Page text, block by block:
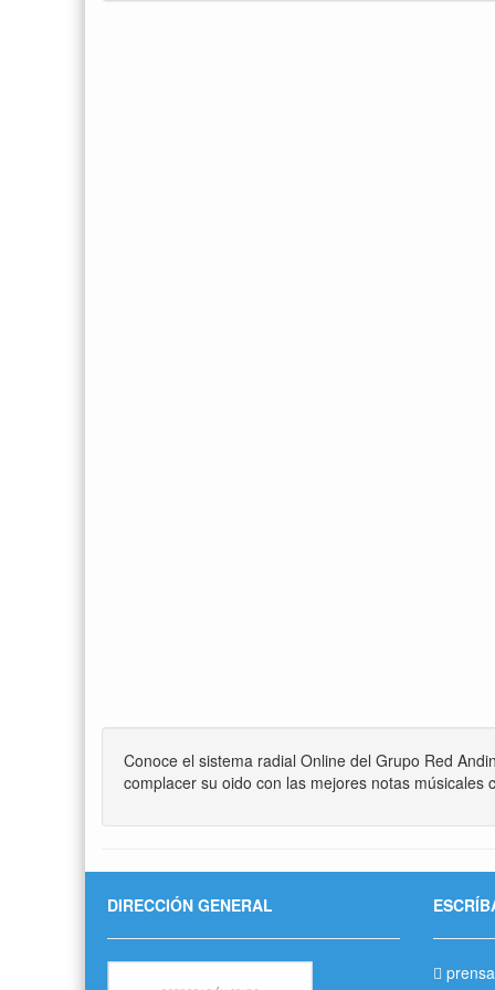
Conoce el sistema radial Online del Grupo Red
complacer su oido con las mejores notas músicales
DIRECCIÓN GENERAL